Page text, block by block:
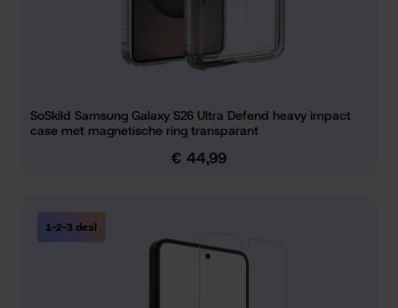
SoSkild Samsung Galaxy S26 Ultra Defend heavy impact
case met magnetische ring transparant
Normale prijs:
€ 44,99
1-2-3 deal